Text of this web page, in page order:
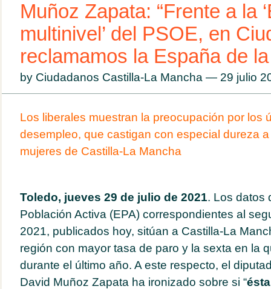
Muñoz Zapata: “Frente a la
multinivel’ del PSOE, en
reclamamos la España de la
by Ciudadanos Castilla-La Mancha — 29 julio
Los liberales muestran la preocupación por los
desempleo, que castigan con especial dureza
mujeres de Castilla-La Mancha
Toledo, jueves 29 de julio de 2021. Los datos
Población Activa (EPA) correspondientes al
2021, publicados hoy, sitúan a Castilla-La
región con mayor tasa de paro y la sexta en la
durante el último año. A este respecto, el
David Muñoz Zapata ha ironizado sobre si “